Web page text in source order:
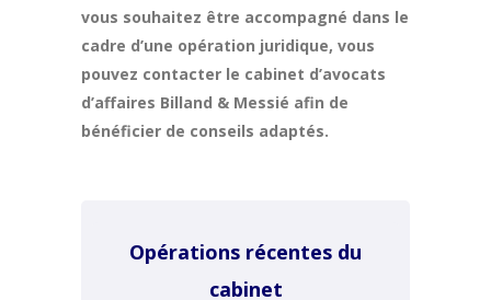
vous souhaitez être accompagné dans le
cadre d’une opération juridique, vous
pouvez contacter le cabinet d’avocats
d’affaires Billand & Messié afin de
bénéficier de conseils adaptés.
Opérations récentes du
cabinet